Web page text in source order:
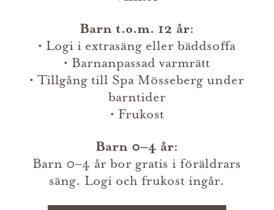
Barn t.o.m. 12 år:
• Logi i extrasäng eller bäddsoffa
• Barnanpassad varmrätt
• Tillgång till Spa Mösseberg under
barntider
• Frukost
Barn 0–4 år:
Barn 0–4 år bor gratis i föräldrars
säng. Logi och frukost ingår.